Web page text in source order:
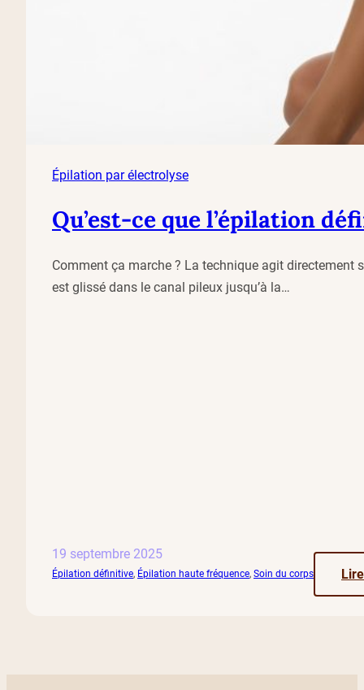
Épilation par électrolyse
Qu’est-ce que l’épilation
Comment ça marche ? La technique agit directement
est glissé dans le canal pileux jusqu’à la…
19 septembre 2025
Épilation définitive, Épilation haute fréquence, Soin du corps